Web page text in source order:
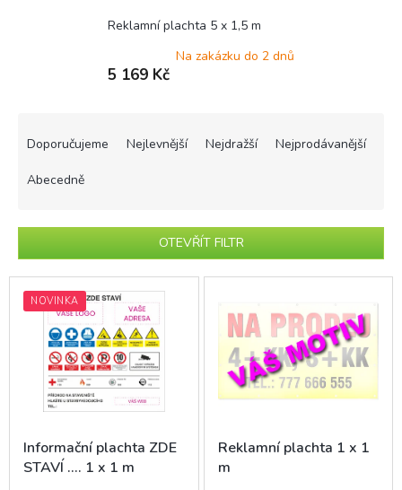
Reklamní plachta 5 x 1,5 m
Na zakázku do 2 dnů
5 169 Kč
p
r
o
d
u
Doporučujeme Nejlevnější Nejdražší Nejprodávanější
Abecedně
OTEVŘÍT FILTR
V
ý
d
u
NOVINKA
Informační plachta ZDE
STAVÍ .... 1 x 1 m
Reklamní plachta 1 x 1
m